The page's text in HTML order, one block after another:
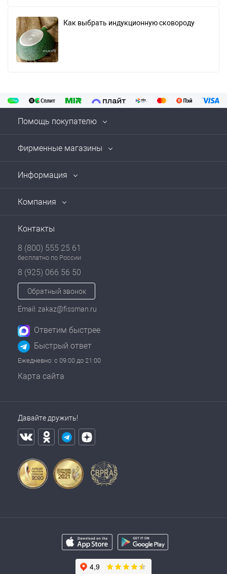
Как выбрать индукционную сковороду
Помощь покупателю
Фирменные магазины
Информация
Компания
Контакты
8 (800) 555 25 61
бесплатно по России
8 (925) 066 56 50
Обратный звонок
Email: zakaz@fissman.ru
Ответим быстрее
Быстрый ответ
Ежедневно: с 09:00 до 21:00
Карта сайта
Давайте дружить!